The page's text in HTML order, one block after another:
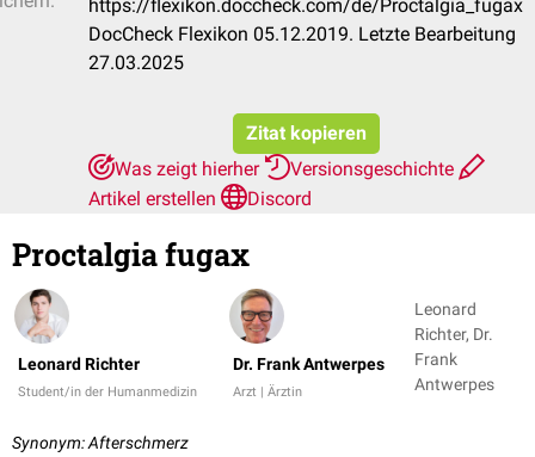
https://flexikon.doccheck.com/de/Proctalgia_fugax
DocCheck Flexikon 05.12.2019. Letzte Bearbeitung
27.03.2025
Zitat kopieren
Was zeigt hierher
Versionsgeschichte
Artikel erstellen
Discord
Proctalgia fugax
Leonard Richter
Student/in der Humanmedizin
Dr. Frank Antwerpes
Arzt | Ärztin
Leonard
Richter, Dr.
Frank
Antwerpes
Synonym: Afterschmerz